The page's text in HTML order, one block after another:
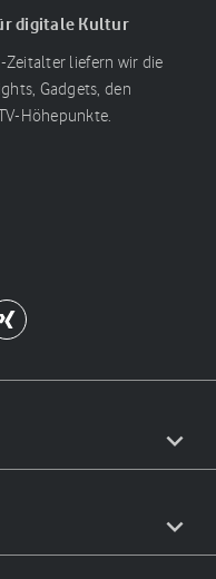
digitale Kultur
Zeitalter liefern wir die
Gadgets, den
Höhepunkte.